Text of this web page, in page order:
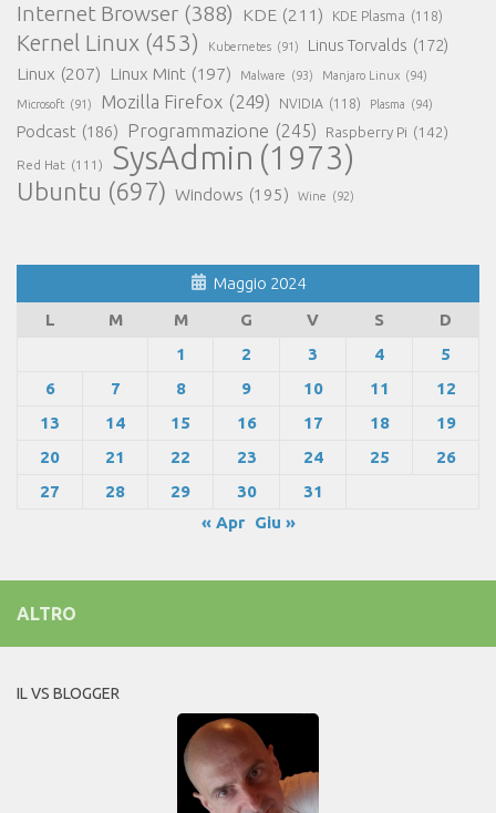
Internet Browser (388) KDE (211) KDE Plasma (118)
Kernel Linux (453) Kubernetes (91) Linus Torvalds (172)
Linux (207) Linux Mint (197) Malware (93) Manjaro Linux (94)
Microsoft (91) Mozilla Firefox (249) NVIDIA (118) Plasma (94)
Podcast (186) Programmazione (245) Raspberry Pi (142)
Red Hat (111) SysAdmin (1973)
Ubuntu (697) Windows (195) Wine (92)
Maggio 2024
L
M M G V S
D
1
2 3 4
5
6
7 8 9 10 11
12
13
14 15 16 17 18
19
20
21 22 23 24 25
26
27
28 29 30
31
« Apr
Giu »
ALTRO
IL VS BLOGGER